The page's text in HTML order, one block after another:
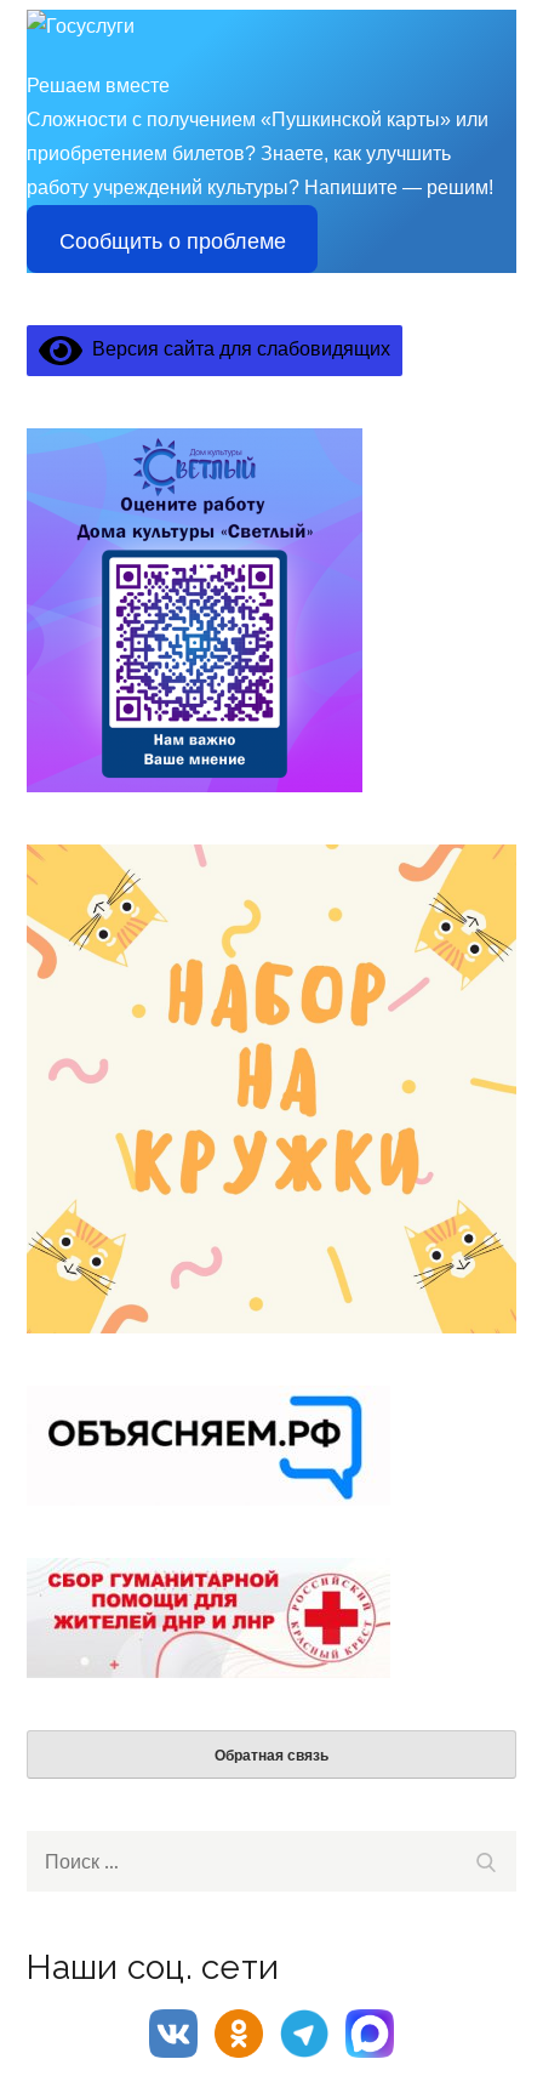
Решаем вместе
Сложности с получением «Пушкинской карты» или
приобретением билетов? Знаете, как улучшить
работу учреждений культуры? Напишите — решим!
Сообщить о проблеме
Версия сайта для слабовидящих
Обратная связь
Search
Наши соц. сети